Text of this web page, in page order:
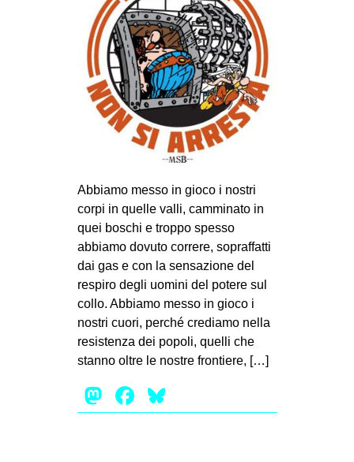
CULTURE
ARTE
CINEMA
MANIFESTI
RECENSIONI
AFRICA
AMERICHE
ESTREMO ORIENTE
EUROPA
MEDIO ORIENTE
MONDO
Abbiamo messo in gioco i nostri
corpi in quelle valli, camminato in
quei boschi e troppo spesso
abbiamo dovuto correre, sopraffatti
dai gas e con la sensazione del
respiro degli uomini del potere sul
collo. Abbiamo messo in gioco i
nostri cuori, perché crediamo nella
resistenza dei popoli, quelli che
stanno oltre le nostre frontiere, […]
Mastodon
Facebook